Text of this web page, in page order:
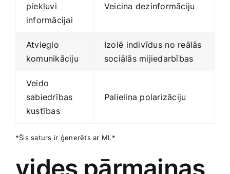
piekļuvi
informācijai
Veicina dezinformāciju
Atvieglo
komunikāciju
Izolē⁣ indivīdus⁣ no reālās
sociālās mijiedarbības
Veido⁢
sabiedrības
kustības
Palielina polarizāciju
*Šis ​saturs ⁢ir​ ģenerēts ‌ar⁣ MI.*